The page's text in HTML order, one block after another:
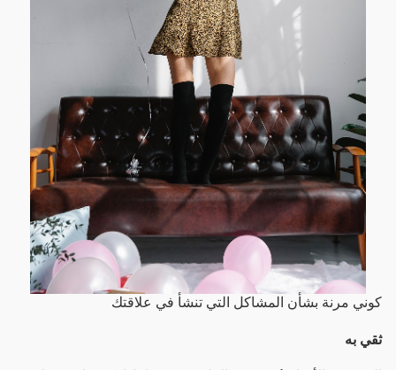
كوني مرنة بشأن المشاكل التي تنشأ في علاقتك
ثقي به